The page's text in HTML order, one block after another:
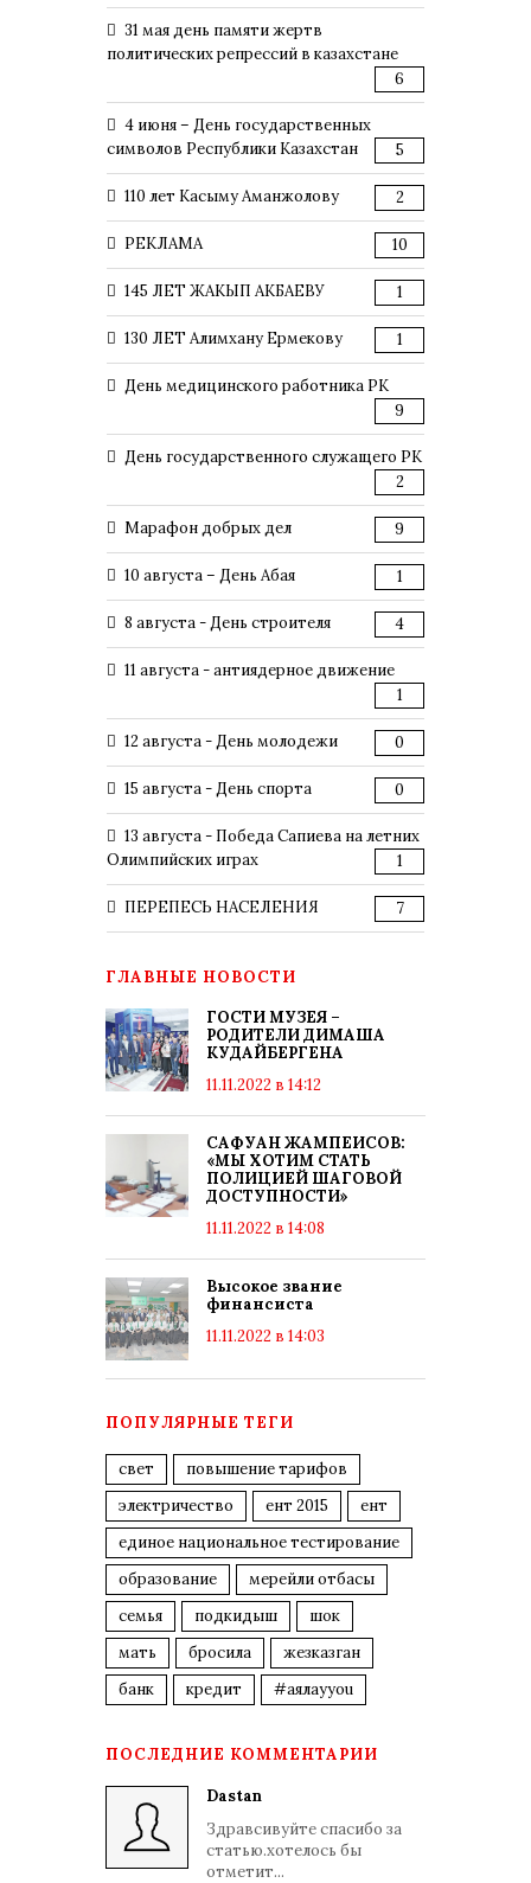
31 мая день памяти жертв
политических репрессий в казахстане
6
4 июня – День государственных
символов Республики Казахстан
5
110 лет Касыму Аманжолову 2
РЕКЛАМА 10
145 ЛЕТ ЖАКЫП АКБАЕВУ 1
130 ЛЕТ Алимхану Ермекову 1
День медицинского работника РК
9
День государственного служащего РК
2
Марафон добрых дел 9
10 августа – День Абая 1
8 августа - День строителя 4
11 августа - антиядерное движение
1
12 августа - День молодежи 0
15 августа - День спорта 0
13 августа - Победа Сапиева на летних
Олимпийских играх
1
ПЕРЕПЕСЬ НАСЕЛЕНИЯ 7
ГЛАВНЫЕ НОВОСТИ
ГОСТИ МУЗЕЯ –
РОДИТЕЛИ ДИМАША
КУДАЙБЕРГЕНА
11.11.2022 в 14:12
САФУАН ЖАМПЕИСОВ:
«МЫ ХОТИМ СТАТЬ
ПОЛИЦИЕЙ ШАГОВОЙ
ДОСТУПНОСТИ»
11.11.2022 в 14:08
Высокое звание
финансиста
11.11.2022 в 14:03
ПОПУЛЯРНЫЕ ТЕГИ
свет
повышение тарифов
электричество
ент 2015
ент
единое национальное тестирование
образование
мерейли отбасы
семья
подкидыш
шок
мать
бросила
жезказган
банк
кредит #аялауyou
ПОСЛЕДНИЕ КОММЕНТАРИИ
Dastan
Здравсивуйте спасибо за
статью.хотелось бы
отметит...